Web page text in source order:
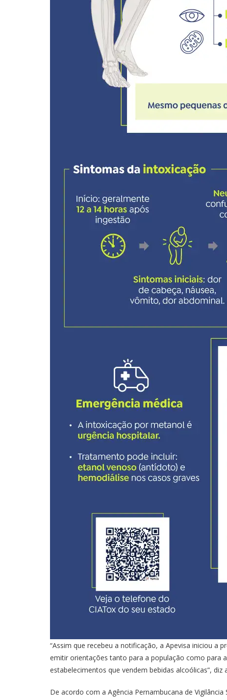
“Assim que recebeu a notificação, a Apevisa iniciou a
emitir orientações tanto para a população como para
estabelecimentos que vendem bebidas alcoólicas”, diz
De acordo com a Agência Pernambucana de